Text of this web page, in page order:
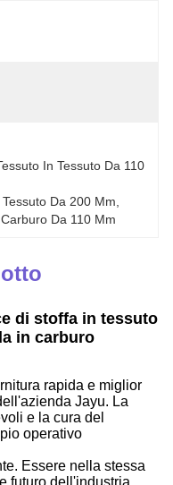
In Tessuto Da 110
Da 200 Mm
Da 110 Mm
di stoffa in tessuto
in carburo
rapida e miglior
Jayu. La
e la cura del
operativo
Essere nella stessa
futuro dell'industria